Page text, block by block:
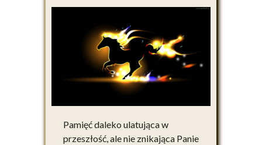
Pamięć daleko ulatująca w
przeszłość, ale nie znikająca Panie